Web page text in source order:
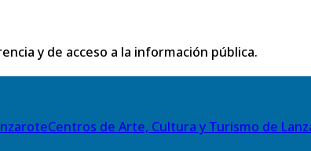
y de acceso a la información pública.
Centros de Arte, Cultura y Turismo de